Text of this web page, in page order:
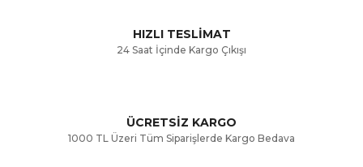
Gönder
HIZLI TESLİMAT
24 Saat İçinde Kargo Çıkışı
ÜCRETSİZ KARGO
1000 TL Üzeri Tüm Siparişlerde Kargo Bedava